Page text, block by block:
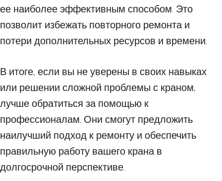
ее наиболее эффективным способом. Это
позволит избежать повторного ремонта и
потери дополнительных ресурсов и времени.
В итоге, если вы не уверены в своих навыках
или решении сложной проблемы с краном,
лучше обратиться за помощью к
профессионалам. Они смогут предложить
наилучший подход к ремонту и обеспечить
правильную работу вашего крана в
долгосрочной перспективе.